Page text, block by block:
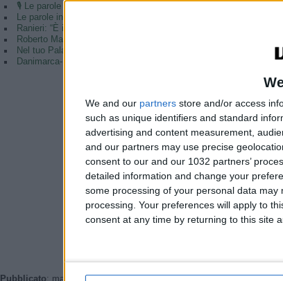
We and our partners store and/or access
such as unique identifiers and standard
advertising and content measurement,
and our partners may use precise
consent to our and our 1032 partners’
detailed information and change your
some processing of your personal data
processing. Your preferences will apply to
consent at any time by returning to this site
🎙️ Le parole del Ct Roberto Mancini 🇮🇹 #Nazionale #Azzurri
Le parole in conferenza di Claudio Ranieri 🗣️ #Nazionale #Azzurri
Ranieri: “È il coronamento della mia carriera” | La presentazione
Roberto Mancini CT e Claudio Ranieri direttore tecnico |
Nel tuo Palazzo può entrare… 👱🏻‍♀️⚽️#Nazionale #Azzurre
Danimarca-ITALIA 0-0 (5-4 d.c.r.) | Under 19 | Play-Off FIFA U20